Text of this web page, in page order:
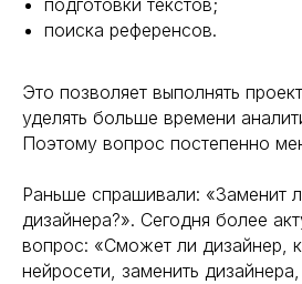
подготовки текстов;
поиска референсов.
Это позволяет выполнять
уделять больше времени
Поэтому вопрос постепенно
Раньше спрашивали: «Заменит
дизайнера?». Сегодня более
вопрос: «Сможет ли дизайнер,
нейросети, заменить